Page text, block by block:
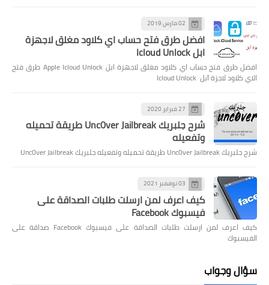
02 مارس 2019
افضل طرق فتح حساب اي كلاود مغلق لاجهزة
ابل Icloud Unlock
افضل طرق فتح حساب اي كلاود مغلق لاجهزة ابل Apple Icloud Unlock طرق فتح
الاي كلاود لاجزة آبل Icloud Unlock
27 فبراير 2020
شرح جلبريك Unc0ver Jailbreak طريقة تحميله
وتفعيله
شرح جلبريك Unc0ver Jailbreak طريقة تحميله وتفعيله جلبريك Unc0ver Jailbreak
03 نوفمبر 2021
كيف اعرف لمن ارسلت طلبات الصداقة على
فيسبوك Facebook
كيف اعرف لمن ارسلت طلبات الصداقة على فيسبوك Facebook صداقة على
الفيسبوك
سؤال وجواب